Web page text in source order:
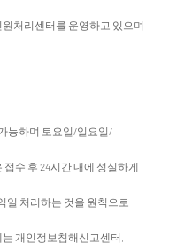
처리센터를 운영하고 있으며
능하며 토요일/일요일/
수 후 24시간 내에 성실하게
일 처리하는 것을 원칙으로
개인정보침해신고센터,